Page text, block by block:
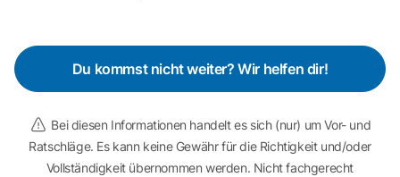
Du kommst nicht weiter? Wir helfen dir!
Bei diesen Informationen handelt es sich (nur) um Vor- und
Ratschläge. Es kann keine Gewähr für die Richtigkeit und/oder
Vollständigkeit übernommen werden. Nicht fachgerecht